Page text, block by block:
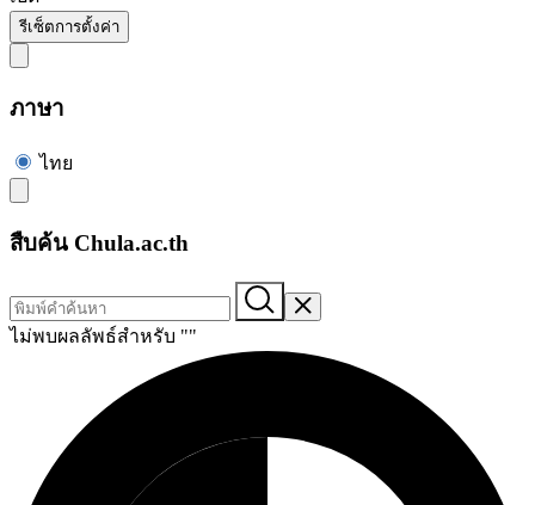
รีเซ็ตการตั้งค่า
ภาษา
ไทย
สืบค้น Chula.ac.th
ไม่พบผลลัพธ์สำหรับ ""